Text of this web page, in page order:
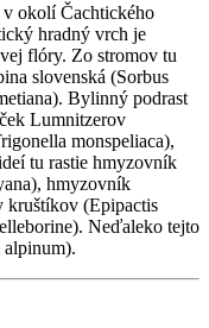
okolí Čachtického
hradný vrch je
flóry. Zo stromov tu
slovenská (Sorbus
Bylinný podrast
Lumnitzerov
monspeliaca),
tu rastie hmyzovník
hmyzovník
kruštíkov (Epipactis
Neďaleko tejto